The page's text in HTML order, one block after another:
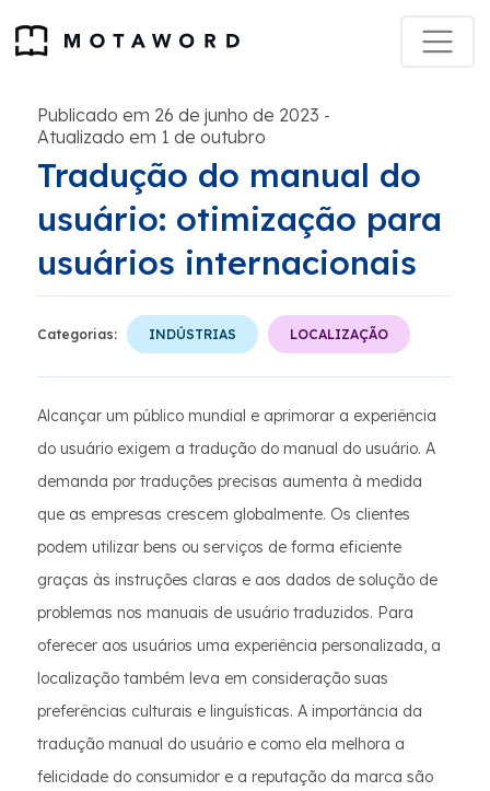
Publicado em 26 de junho de 2023 -
Atualizado em 1 de outubro
Tradução do manual do
usuário: otimização para
usuários internacionais
Categorias: INDÚSTRIAS LOCALIZAÇÃO
Alcançar um público mundial e aprimorar a experiência
do usuário exigem a tradução do manual do usuário. A
demanda por traduções precisas aumenta à medida
que as empresas crescem globalmente. Os clientes
podem utilizar bens ou serviços de forma eficiente
graças às instruções claras e aos dados de solução de
problemas nos manuais de usuário traduzidos. Para
oferecer aos usuários uma experiência personalizada, a
localização também leva em consideração suas
preferências culturais e linguísticas. A importância da
tradução manual do usuário e como ela melhora a
felicidade do consumidor e a reputação da marca são